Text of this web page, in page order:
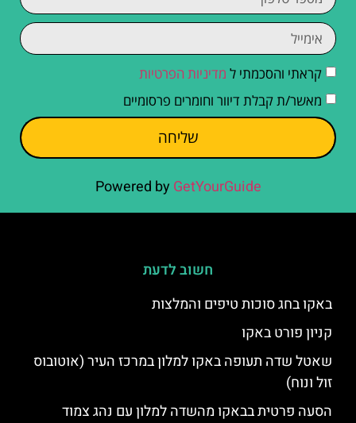
קראתי והסכמתי ל מדיניות הפרטיות
מאשר/ת קבלת דיוור וחומרים פרסומיים
שליחה
Powered by GetYourGuide
חשוב לדעת
באקו בחג סוכות טיפים והמלצות
קניון פורט באקו
שאטל שדה תעופה באקו למלון במרכז העיר (אוטובוס
זול ונוח)
הסעה פרטית בבאקו מהשדה למלון עם נהג צמוד